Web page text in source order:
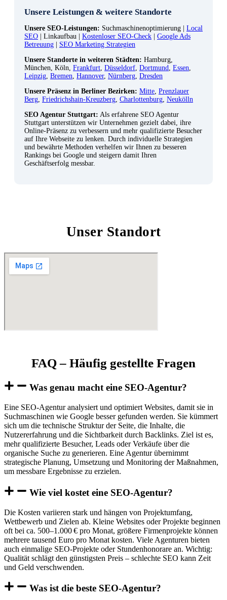
Unsere Leistungen & weitere Standorte
Unsere SEO-Leistungen: Suchmaschinenoptimierung | Local
SEO | Linkaufbau | Kostenloser SEO-Check
Google Ads
Betreuung
SEO Marketing Strategien
Unsere Standorte in weiteren Städten: Hamburg,
München, Köln, Frankfurt, Düsseldorf, Dortmund, Essen,
Leipzig, Bremen, Hannover, Nürnberg, Dresden
Unsere Präsenz in Berliner Bezirken: Mitte, Prenzlauer
Berg, Friedrichshain-Kreuzberg, Charlottenburg, Neukölln
SEO Agentur Stuttgart: Als erfahrene SEO Agentur
Stuttgart unterstützen wir Unternehmen gezielt dabei, ihre
Online-Präsenz zu verbessern und mehr qualifizierte Besucher
auf Ihre Webseite zu lenken. Durch individuelle Strategien
und bewährte Methoden verhelfen wir Ihnen zu besseren
Rankings bei Google und steigern damit Ihren
Geschäftserfolg messbar.
Unser Standort
FAQ – Häufig gestellte Fragen
Was genau macht eine SEO-Agentur?
Eine SEO-Agentur analysiert und optimiert Websites, damit sie in
Suchmaschinen wie Google besser gefunden werden. Sie kümmert
sich um die technische Struktur der Seite, die Inhalte, die
Nutzererfahrung und die Sichtbarkeit durch Backlinks. Ziel ist es,
mehr qualifizierte Besucher, Leads oder Verkäufe über die
organische Suche zu generieren. Eine Agentur übernimmt
strategische Planung, Umsetzung und Monitoring der Maßnahmen,
um messbare Ergebnisse zu erzielen.
Wie viel kostet eine SEO-Agentur?
Die Kosten variieren stark und hängen von Projektumfang,
Wettbewerb und Zielen ab. Kleine Websites oder Projekte beginnen
oft bei ca. 500–1.000 € pro Monat, größere Firmenprojekte können
mehrere tausend Euro pro Monat kosten. Viele Agenturen bieten
auch einmalige SEO-Projekte oder Stundenhonorare an. Wichtig:
Qualität schlägt den günstigsten Preis – schlechte SEO kann Zeit
und Geld verschwenden.
Was ist die beste SEO-Agentur?